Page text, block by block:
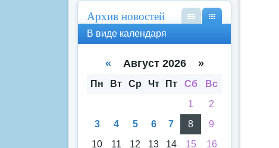
Архив новостей
кал
аря
спи
В виде календаря
« Август 2026 »
Пн Вт Ср Чт Пт Сб
Вс
1
2
3
4 5 6 7 8
9
10
11 12 13 14 15 16